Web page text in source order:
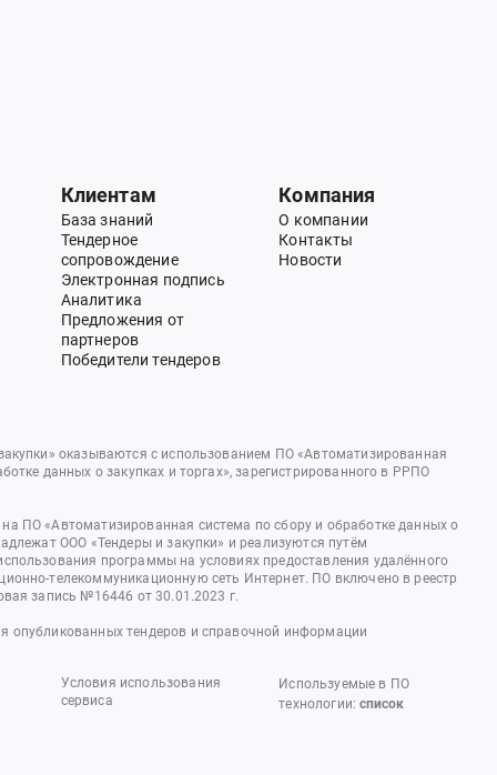
Клиентам
База знаний
Тендерное
сопровождение
Электронная подпись
Аналитика
Предложения от
партнеров
Победители тендеров
Компания
О компании
Контакты
Новости
оказываются с использованием ПО «Автоматизированная
данных о закупках и торгах», зарегистрированного в РРПО
ПО «Автоматизированная система по сбору и обработке данных о
ООО «Тендеры и закупки» и реализуются путём
программы на условиях предоставления удалённого
телекоммуникационную сеть Интернет. ПО включено в реестр
запись №16446 от 30.01.2023 г.
опубликованных тендеров и справочной информации
Условия использования
сервиса
Используемые в ПО
технологии:список